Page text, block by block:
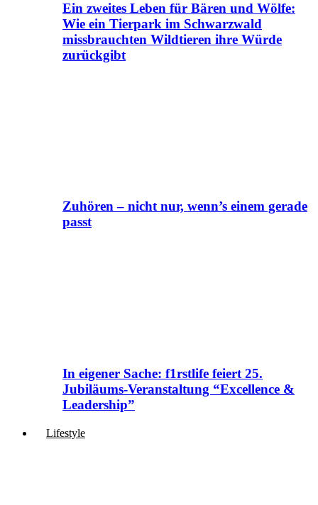
Ein zweites Leben für Bären und Wölfe:
Wie ein Tierpark im Schwarzwald
missbrauchten Wildtieren ihre Würde
zurückgibt
Zuhören – nicht nur, wenn’s einem gerade
passt
In eigener Sache: f1rstlife feiert 25.
Jubiläums-Veranstaltung “Excellence &
Leadership”
Lifestyle